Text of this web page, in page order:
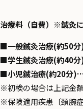
治療料（自費）※鍼灸
■一般鍼灸治療(約50
■学生鍼灸治療(約40
■小児鍼治療(約20分
※初検の場合は上記金
※保険適用疾患〔頚腕